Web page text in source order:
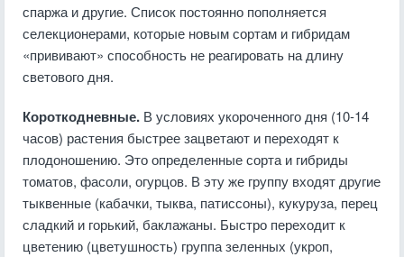
спаржа и другие. Список постоянно пополняется
селекционерами, которые новым сортам и гибридам
«прививают» способность не реагировать на длину
светового дня.
Короткодневные. В условиях укороченного дня (10-14
часов) растения быстрее зацветают и переходят к
плодоношению. Это определенные сорта и гибриды
томатов, фасоли, огурцов. В эту же группу входят другие
тыквенные (кабачки, тыква, патиссоны), кукуруза, перец
сладкий и горький, баклажаны. Быстро переходит к
цветению (цветушность) группа зеленных (укроп,